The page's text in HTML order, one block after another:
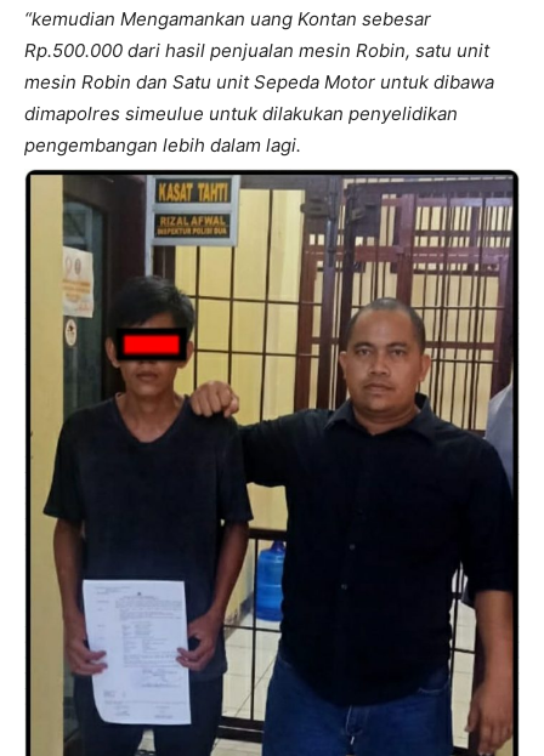
“kemudian Mengamankan uang Kontan sebesar
Rp.500.000 dari hasil penjualan mesin Robin, satu unit
mesin Robin dan Satu unit Sepeda Motor untuk dibawa
dimapolres simeulue untuk dilakukan penyelidikan
pengembangan lebih dalam lagi.